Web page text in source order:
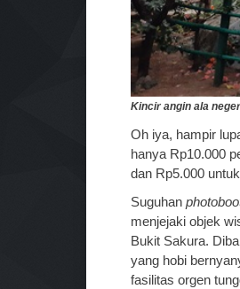
Kincir angin ala
Oh iya, hampir
hanya Rp10.000
dan Rp5.000
Suguhan
menjejaki objek
Bukit Sakura.
yang hobi
fasilitas orgen